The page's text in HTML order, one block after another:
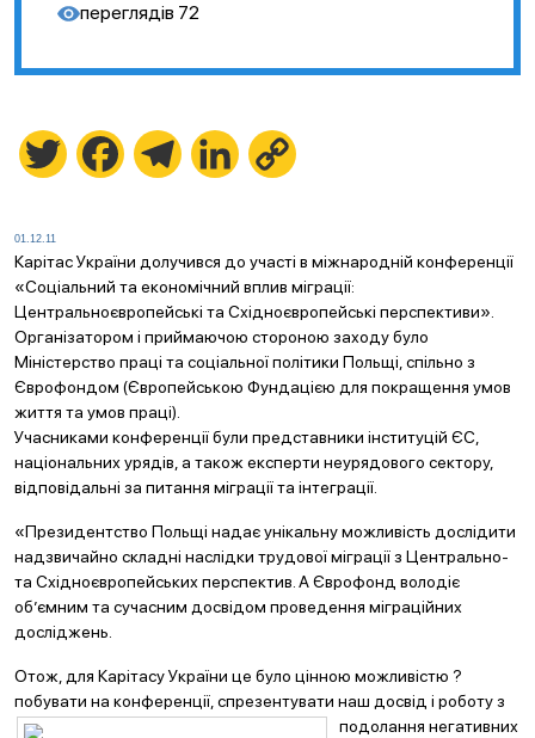
переглядів 72
Twitter FacebookTelegramLinkedIn
01.12.11
Карітас України долучився до участі в міжнародній конференції
«Соціальний та економічний вплив міграції:
Центральноєвропейські та Східноєвропейські перспективи».
Організатором і приймаючою стороною заходу було
Міністерство праці та соціальної політики Польщі, спільно з
Єврофондом (Європейською Фундацією для покращення умов
життя та умов праці).
Учасниками конференції були представники інституцій ЄС,
національних урядів, а також експерти неурядового сектору,
відповідальні за питання міграції та інтеграції.
«Президентство Польщі надає унікальну можливість дослідити
надзвичайно складні наслідки трудової міграції з Центрально-
та Східноєвропейських перспектив. А Єврофонд володіє
об’ємним та сучасним досвідом проведення міграційних
досліджень.
Отож, для Карітасу України це було цінною можливістю ?
побувати на конференції, спрезентувати наш досвід і роботу з
подолання негативних